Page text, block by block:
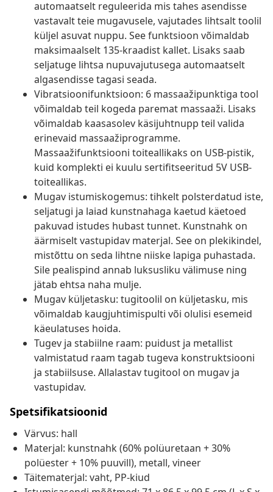
automaatselt reguleerida mis tahes asendisse
vastavalt teie mugavusele, vajutades lihtsalt toolil
küljel asuvat nuppu. See funktsioon võimaldab
maksimaalselt 135-kraadist kallet. Lisaks saab
seljatuge lihtsa nupuvajutusega automaatselt
algasendisse tagasi seada.
Vibratsioonifunktsioon: 6 massaažipunktiga tool
võimaldab teil kogeda paremat massaaži. Lisaks
võimaldab kaasasolev käsijuhtnupp teil valida
erinevaid massaažiprogramme.
Massaažifunktsiooni toiteallikaks on USB-pistik,
kuid komplekti ei kuulu sertifitseeritud 5V USB-
toiteallikas.
Mugav istumiskogemus: tihkelt polsterdatud iste,
seljatugi ja laiad kunstnahaga kaetud käetoed
pakuvad istudes hubast tunnet. Kunstnahk on
äärmiselt vastupidav materjal. See on plekikindel,
mistõttu on seda lihtne niiske lapiga puhastada.
Sile pealispind annab luksusliku välimuse ning
jätab ehtsa naha mulje.
Mugav küljetasku: tugitoolil on küljetasku, mis
võimaldab kaugjuhtimispulti või olulisi esemeid
käeulatuses hoida.
Tugev ja stabiilne raam: puidust ja metallist
valmistatud raam tagab tugeva konstruktsiooni
ja stabiilsuse. Allalastav tugitool on mugav ja
vastupidav.
Spetsifikatsioonid
Värvus: hall
Materjal: kunstnahk (60% polüuretaan + 30%
polüester + 10% puuvill), metall, vineer
Täitematerjal: vaht, PP-kiud